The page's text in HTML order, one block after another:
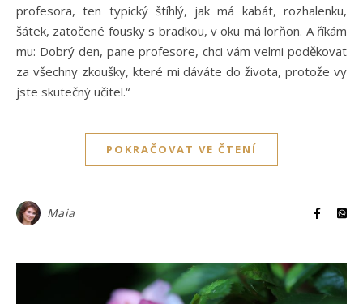
profesora, ten typický štíhlý, jak má kabát, rozhalenku,
šátek, zatočené fousky s bradkou, v oku má lorňon. A říkám
mu: Dobrý den, pane profesore, chci vám velmi poděkovat
za všechny zkoušky, které mi dáváte do života, protože vy
jste skutečný učitel.“
POKRAČOVAT VE ČTENÍ
Maia